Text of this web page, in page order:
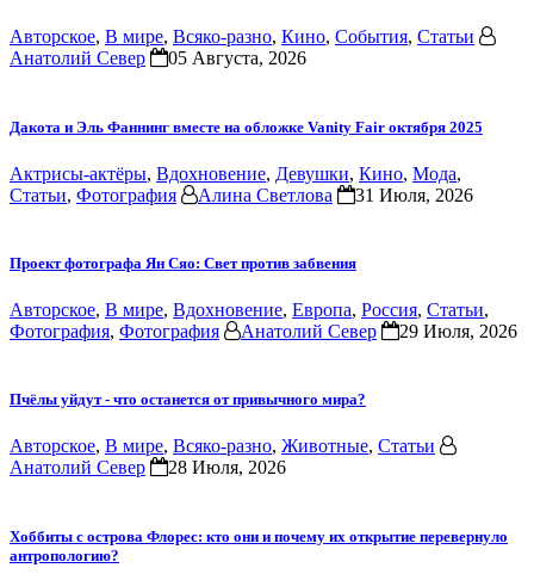
Авторское, В мире, Всяко-разно, Кино, События, Статьи
Анатолий Север
05 Августа, 2026
Дакота и Эль Фаннинг вместе на обложке Vanity Fair октября 2025
Актрисы-актёры, Вдохновение, Девушки, Кино, Мода,
Статьи, Фотография Алина Светлова 31 Июля, 2026
Проект фотографа Ян Сяо: Свет против забвения
Авторское, В мире, Вдохновение, Европа, Россия, Статьи,
Фотография, Фотография Анатолий Север 29 Июля, 2026
Пчёлы уйдут - что останется от привычного мира?
Авторское, В мире, Всяко-разно, Животные, Статьи
Анатолий Север
28 Июля, 2026
Хоббиты с острова Флорес: кто они и почему их открытие перевернуло
антропологию?